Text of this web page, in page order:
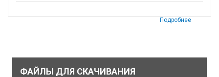
Подробнее
ФАЙЛЫ ДЛЯ СКАЧИВАНИЯ